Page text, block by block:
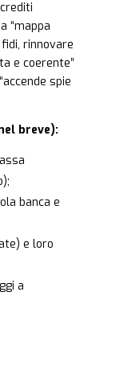
“mappa
rinnovare
e coerente”
spie
breve):
banca e
e loro
a